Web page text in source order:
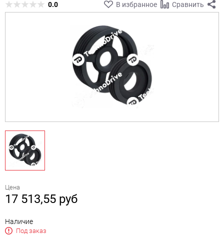
0.0 В избранное Сравнить
Цена
17 513,55 руб
Наличие
Под заказ